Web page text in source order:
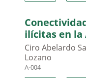
ilícitas en la
Ciro Abelardo
Lozano
A-004